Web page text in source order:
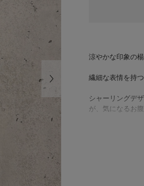
涼やかな印象の
繊細な表情を持
シャーリングデ
が、気になるお
今回は、ホワイ